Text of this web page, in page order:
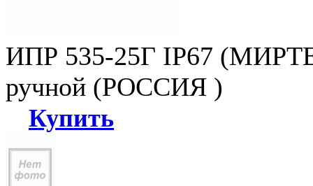
ИПР 535-25Г IP67
ручной (РОССИЯ )
Купить